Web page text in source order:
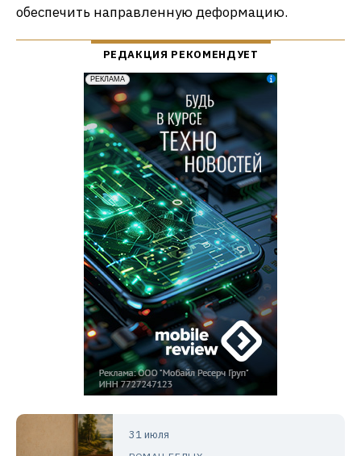
обеспечить направленную деформацию.
31 июля